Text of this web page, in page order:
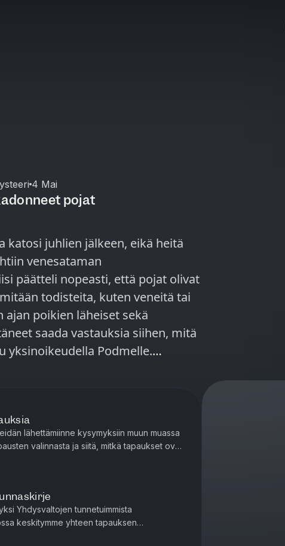
4 Mai
pojat
katosi juhlien jälkeen, eikä heitä
venesataman
päätteli nopeasti, että pojat olivat
todisteita, kuten veneitä tai
poikien läheiset sekä
saada vastauksia siihen, mitä
2025/11/24/is-lake-
than-the-
The mystery of
news/the-mystery-
4100-52a3-a40f-
lähettämiinne kysymyksiin muun muassa
valinnasta ja siitä, mitkä tapaukset ovat
myös sitä, m...
Yhdysvaltojen tunnetuimmista
keskitymme yhteen tapauksen
talolta löytyneeseen pitkään